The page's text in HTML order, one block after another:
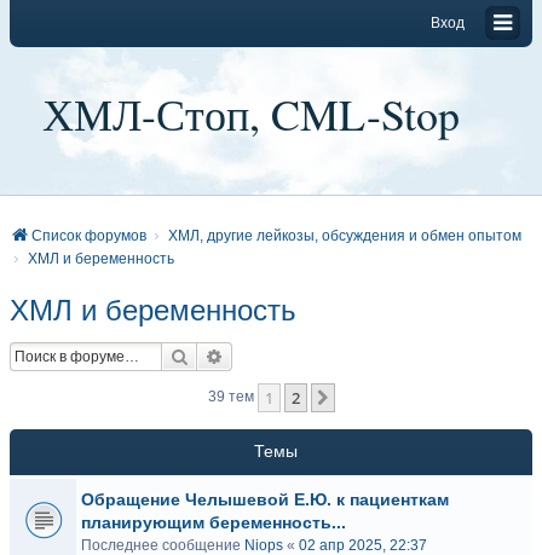
Вход
ХМЛ-Стоп, CML-Stop
Список форумов
ХМЛ, другие лейкозы, обсуждения и обмен опытом
ХМЛ и беременность
ХМЛ и беременность
Поиск
39 тем 1 2
Темы
Обращение Челышевой Е.Ю. к пациенткам
планирующим беременность...
Последнее сообщение Niops « 02 апр 2025, 22:37